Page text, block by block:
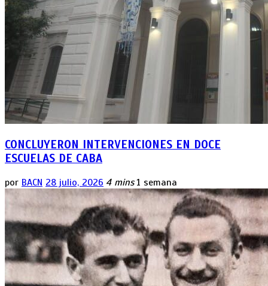
CONCLUYERON INTERVENCIONES EN DOCE
ESCUELAS DE CABA
por BACN 28 julio, 2026 4 mins 1 semana